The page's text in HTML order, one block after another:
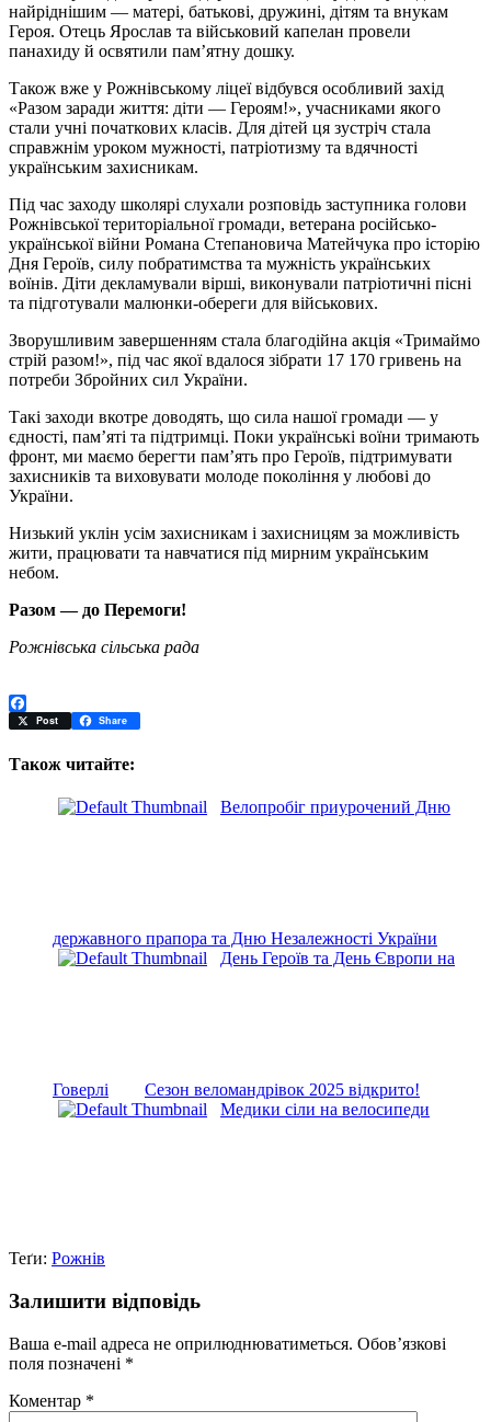
найріднішим — матері, батькові, дружині, дітям та внукам
Героя. Отець Ярослав та військовий капелан провели
панахиду й освятили пам’ятну дошку.
Також вже у Рожнівському ліцеї відбувся особливий захід
«Разом заради життя: діти — Героям!», учасниками якого
стали учні початкових класів. Для дітей ця зустріч стала
справжнім уроком мужності, патріотизму та вдячності
українським захисникам.
Під час заходу школярі слухали розповідь заступника голови
Рожнівської територіальної громади, ветерана російсько-
української війни Романа Степановича Матейчука про історію
Дня Героїв, силу побратимства та мужність українських
воїнів. Діти декламували вірші, виконували патріотичні пісні
та підготували малюнки-обереги для військових.
Зворушливим завершенням стала благодійна акція «Тримаймо
стрій разом!», під час якої вдалося зібрати 17 170 гривень на
потреби Збройних сил України.
Такі заходи вкотре доводять, що сила нашої громади — у
єдності, пам’яті та підтримці. Поки українські воїни тримають
фронт, ми маємо берегти пам’ять про Героїв, підтримувати
захисників та виховувати молоде покоління у любові до
України.
Низький уклін усім захисникам і захисницям за можливість
жити, працювати та навчатися під мирним українським
небом.
Разом — до Перемоги!
Рожнівська сільська рада
Facebook
Post Share
Також читайте:
Велопробіг приурочений Дню
державного прапора та Дню Незалежності України
День Героїв та День Європи на
Говерлі
Сезон веломандрівок 2025 відкрито!
Медики сіли на велосипеди
Теґи: Рожнів
Залишити відповідь
Ваша e-mail адреса не оприлюднюватиметься. Обов’язкові
поля позначені *
Коментар *